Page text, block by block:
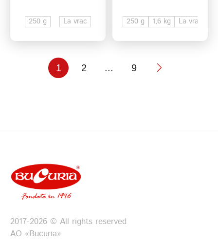
250 g La vrac 250 g 1,6 kg La vrac
1 2 ... 9
2017-2026 © All rights reserved
АО «Bucuria»